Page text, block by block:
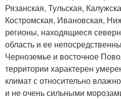
Рязанская, Тульская,
Костромская, Ивановская,
регионы, находящиеся
область и ее
Черноземье и восточное
территории характерен
климат с относительно
и не очень сильными